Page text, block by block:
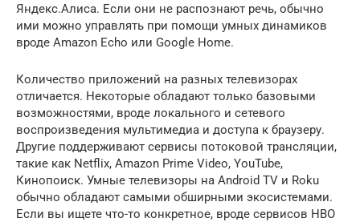
Яндекс.Алиса. Если они не распознают речь, обычно
ими можно управлять при помощи умных динамиков
вроде Amazon Echo или Google Home.
Количество приложений на разных телевизорах
отличается. Некоторые обладают только базовыми
возможностями, вроде локального и сетевого
воспроизведения мультимедиа и доступа к браузеру.
Другие поддерживают сервисы потоковой трансляции,
такие как Netflix, Amazon Prime Video, YouTube,
Кинопоиск. Умные телевизоры на Android TV и Roku
обычно обладают самыми обширными экосистемами.
Если вы ищете что-то конкретное, вроде сервисов HBO